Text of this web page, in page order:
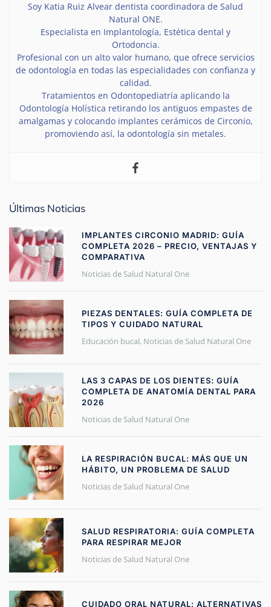
Soy Katia Ruiz Alvear dentista coordinadora de Salud
Natural ONE.
Especialista en Implantología, Estética dental y
Ortodoncia.
Profesional con un alto valor humano, que ofrece servicios
de odontología en todas las especialidades con confianza y
calidad.
Tratamientos en Odontopediatría aplicando la
Odontología Holística retirando los antiguos empastes de
amalgamas y colocando implantes cerámicos de Circonio,
promoviendo así, la odontología sin metales.
Últimas Noticias
IMPLANTES CIRCONIO MADRID: GUÍA
COMPLETA 2026 – PRECIO, VENTAJAS Y
COMPARATIVA
Noticias de Salud Natural One
PIEZAS DENTALES: GUÍA COMPLETA DE
TIPOS Y CUIDADO NATURAL
Educación bucal, Noticias de Salud Natural One
LAS 3 CAPAS DE LOS DIENTES: GUÍA
COMPLETA DE ANATOMÍA DENTAL PARA
2026
Noticias de Salud Natural One
LA RESPIRACIÓN BUCAL: MÁS QUE UN
HÁBITO, UN PROBLEMA DE SALUD
Noticias de Salud Natural One
SALUD RESPIRATORIA: GUÍA COMPLETA
PARA RESPIRAR MEJOR
Noticias de Salud Natural One
CUIDADO ORAL NATURAL: ALTERNATIVAS